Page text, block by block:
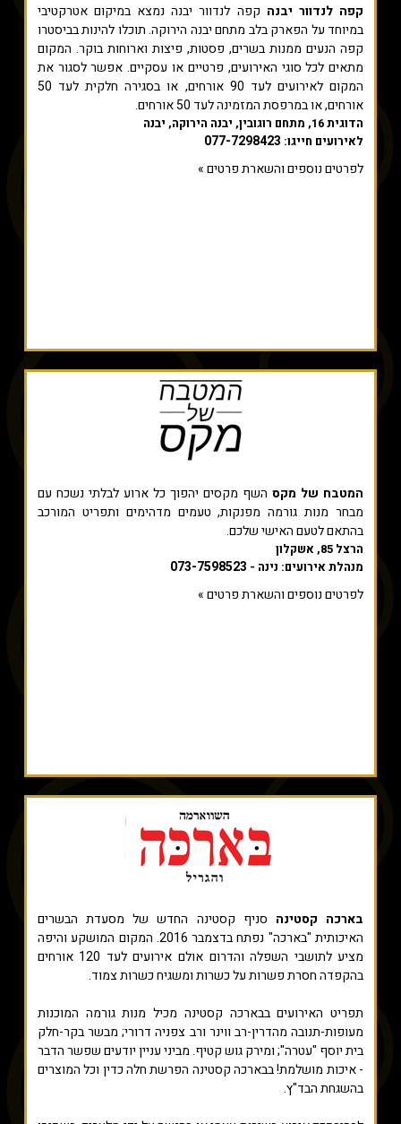
קפה לנדוור יבנה קפה לנדוור יבנה נמצא במיקום אטרקטיבי
במיוחד על הפארק בלב מתחם יבנה הירוקה. תוכלו להינות בביסטרו
קפה הנעים ממנות בשרים, פסטות, פיצות וארוחות בוקר. המקום
מתאים לכל סוגי האירועים, פרטיים או עסקיים. אפשר לסגור את
המקום לאירועים לעד 90 אורחים, או בסגירה חלקית לעד 50
אורחים, או במרפסת המזמינה לעד 50 אורחים.
הדוגית 16, מתחם רוגובין, יבנה הירוקה, יבנה
לאירועים חייגו: 077-7298423
לפרטים נוספים והשארת פרטים »
המטבח של מקסהשף מקסים יהפוך כל ארוע לבלתי נשכח עם
מבחר מנות גורמה מפנקות, טעמים מדהימים ותפריט המורכב
בהתאם לטעם האישי שלכם.
הרצל 85, אשקלון
מנהלת אירועים: נינה - 073-7598523
לפרטים נוספים והשארת פרטים »
בארכה קסטינה סניף קסטינה החדש של מסעדת הבשרים
האיכותית "בארכה" נפתח בדצמבר 2016. המקום המושקע והיפה
מציע לתושבי השפלה והדרום אולם אירועים לעד 120 אורחים
בהקפדה חסרת פשרות על כשרות ומשגיח כשרות צמוד.
תפריט האירועים בבארכה קסטינה מכיל מנות גורמה המוכנות
מעופות-תנובה מהדרין-רב ווינר ורב צפניה דרורי; מבשר בקר-חלק
בית יוסף "עטרה"; ומירק גוש קטיף. מביני עניין יודעים שפשר הדבר
- איכות מושלמת! בבארכה קסטינה הפרשת חלה כדין וכל המוצרים
בהשגחת הבד"ץ.